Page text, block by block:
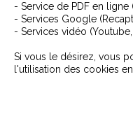
- Service de PDF en ligne
- Services Google
- Services vidéo
Si vous le désirez, vous
l'utilisation des cookies en